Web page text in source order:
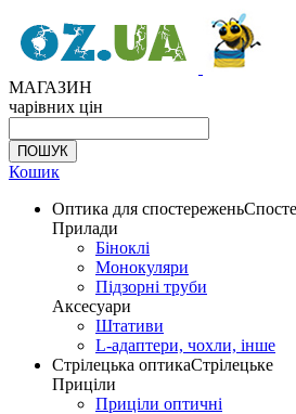
МАГАЗИН
чарівних цін
Кошик
Оптика для спостережень
Прилади
Біноклі
Монокуляри
Підзорні труби
Аксесуари
Штативи
L-адаптери, чохли, інше
Стрілецька оптикаСтрілецьке
Приціли
Приціли оптичні